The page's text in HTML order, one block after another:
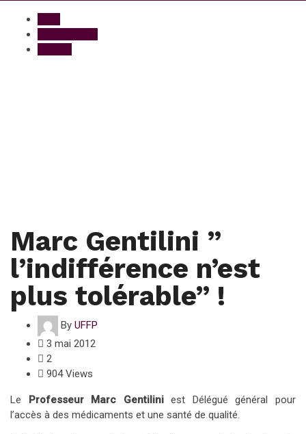
Marc Gentilini ”
l’indifférence n’est
plus tolérable” !
By UFFP
3 mai 2012
2
904 Views
Le Professeur Marc Gentiliniest Délégué général pour
l’accès à des médicaments et une santé de qualité.